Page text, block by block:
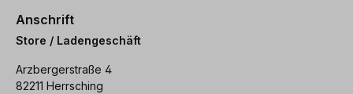
Anschrift
Store / Ladengeschäft
Arzbergerstraße 4
82211 Herrsching